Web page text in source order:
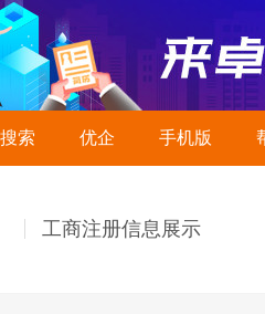
索 优企 手机版
工商注册信息展示